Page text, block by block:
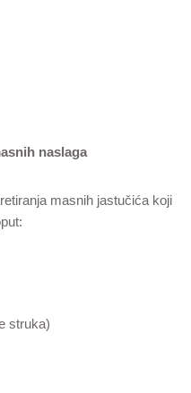
naslaga
masnih jastučića koji
struka)